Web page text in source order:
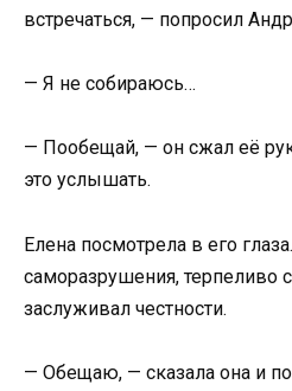
встречаться, — попросил
— Я не собираюсь…
— Пообещай, — он сжал её
это услышать.
Елена посмотрела в его
саморазрушения, терпеливо
заслуживал честности.
— Обещаю, — сказала она и